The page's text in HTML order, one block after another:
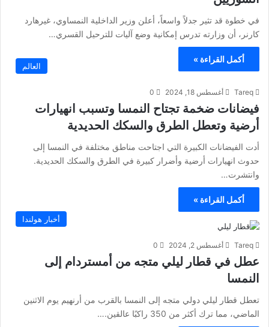
في خطوة قد تثير جدلاً واسعاً، أعلن وزير الداخلية النمساوي، غيرهارد
كارنر، أن وزارته تدرس إمكانية وضع آليات للترحيل القسري…
أكمل القراءة »
العالم
Tareq أغسطس 18, 2024 0
فيضانات ضخمة تجتاح النمسا وتسبب انهيارات
أرضية وتعطل الطرق والسكك الحديدية
أدت الفيضانات الكبيرة التي اجتاحت مناطق مختلفة في النمسا إلى
حدوث انهيارات أرضية وأضرار كبيرة في الطرق والسكك الحديدية.
وانتشرت…
أكمل القراءة »
أخبار هولندا
Tareq أغسطس 2, 2024 0
عطل في قطار ليلي متجه من أمستردام إلى
النمسا
تعطل قطار ليلي دولي متجه إلى النمسا بالقرب من أرنهيم يوم الاثنين
الماضي، مما ترك أكثر من 350 راكبًا عالقين.…